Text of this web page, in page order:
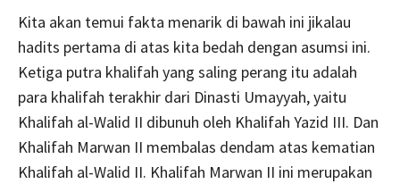
Kita akan temui fakta menarik di bawah ini jikalau
hadits pertama di atas kita bedah dengan asumsi ini.
Ketiga putra khalifah yang saling perang itu adalah
para khalifah terakhir dari Dinasti Umayyah, yaitu
Khalifah al-Walid II dibunuh oleh Khalifah Yazid III. Dan
Khalifah Marwan II membalas dendam atas kematian
Khalifah al-Walid II. Khalifah Marwan II ini merupakan